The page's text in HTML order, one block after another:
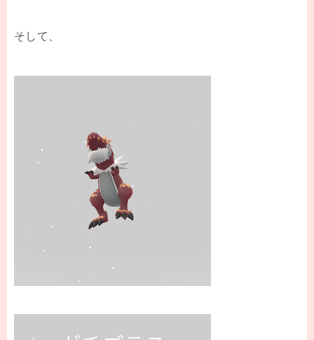
そして、